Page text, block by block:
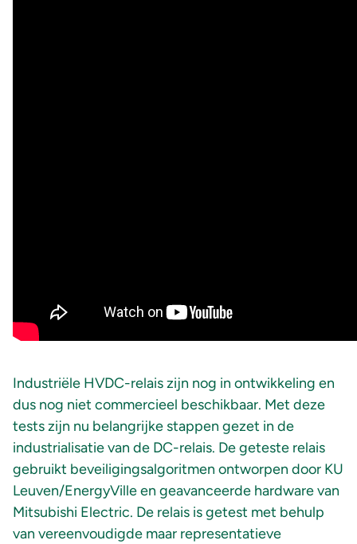
Industriële HVDC-relais zijn nog in ontwikkeling en
dus nog niet commercieel beschikbaar. Met deze
tests zijn nu belangrijke stappen gezet in de
industrialisatie van de DC-relais. De geteste relais
gebruikt beveiligingsalgoritmen ontworpen door KU
Leuven/EnergyVille en geavanceerde hardware van
Mitsubishi Electric. De relais is getest met behulp
van vereenvoudigde maar representatieve